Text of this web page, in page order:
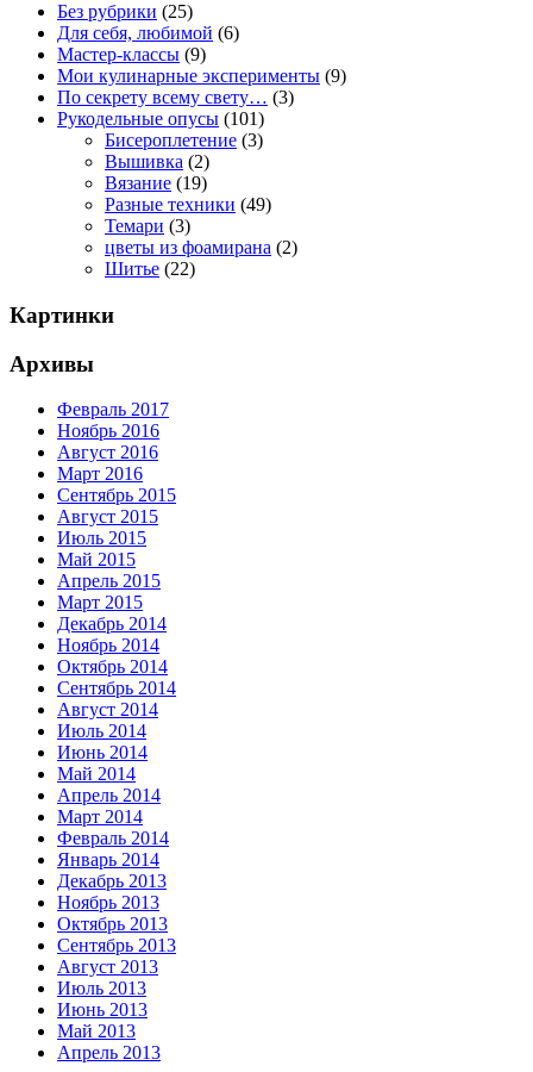
Без рубрики (25)
Для себя, любимой (6)
Мастер-классы (9)
Мои кулинарные эксперименты (9)
По секрету всему свету… (3)
Рукодельные опусы (101)
Бисероплетение (3)
Вышивка (2)
Вязание (19)
Разные техники (49)
Темари (3)
цветы из фоамирана (2)
Шитье (22)
Картинки
Архивы
Февраль 2017
Ноябрь 2016
Август 2016
Март 2016
Сентябрь 2015
Август 2015
Июль 2015
Май 2015
Апрель 2015
Март 2015
Декабрь 2014
Ноябрь 2014
Октябрь 2014
Сентябрь 2014
Август 2014
Июль 2014
Июнь 2014
Май 2014
Апрель 2014
Март 2014
Февраль 2014
Январь 2014
Декабрь 2013
Ноябрь 2013
Октябрь 2013
Сентябрь 2013
Август 2013
Июль 2013
Июнь 2013
Май 2013
Апрель 2013